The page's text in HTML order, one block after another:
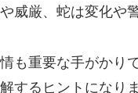
威厳、蛇は変化や
も重要な手がか
するヒントになり